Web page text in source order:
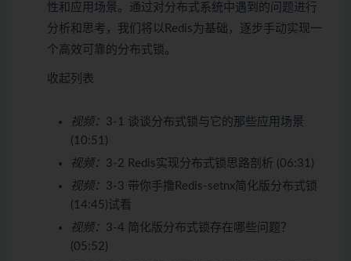
性和应用场景。通过对分布式系统中遇到的问题进行
分析和思考，我们将以Redis为基础，逐步手动实现一
个高效可靠的分布式锁。
收起列表
视频： 3-1 谈谈分布式锁与它的那些应用场景
(10:51)
视频： 3-2 Redis实现分布式锁思路剖析 (06:31)
视频： 3-3 带你手撸Redis-setnx简化版分布式锁
(14:45)试看
视频： 3-4 简化版分布式锁存在哪些问题？
(05:52)